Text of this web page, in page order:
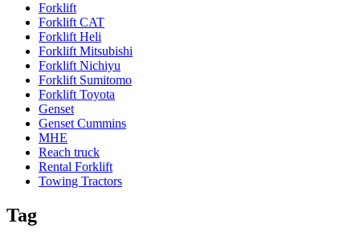
Forklift
Forklift CAT
Forklift Heli
Forklift Mitsubishi
Forklift Nichiyu
Forklift Sumitomo
Forklift Toyota
Genset
Genset Cummins
MHE
Reach truck
Rental Forklift
Towing Tractors
Tag